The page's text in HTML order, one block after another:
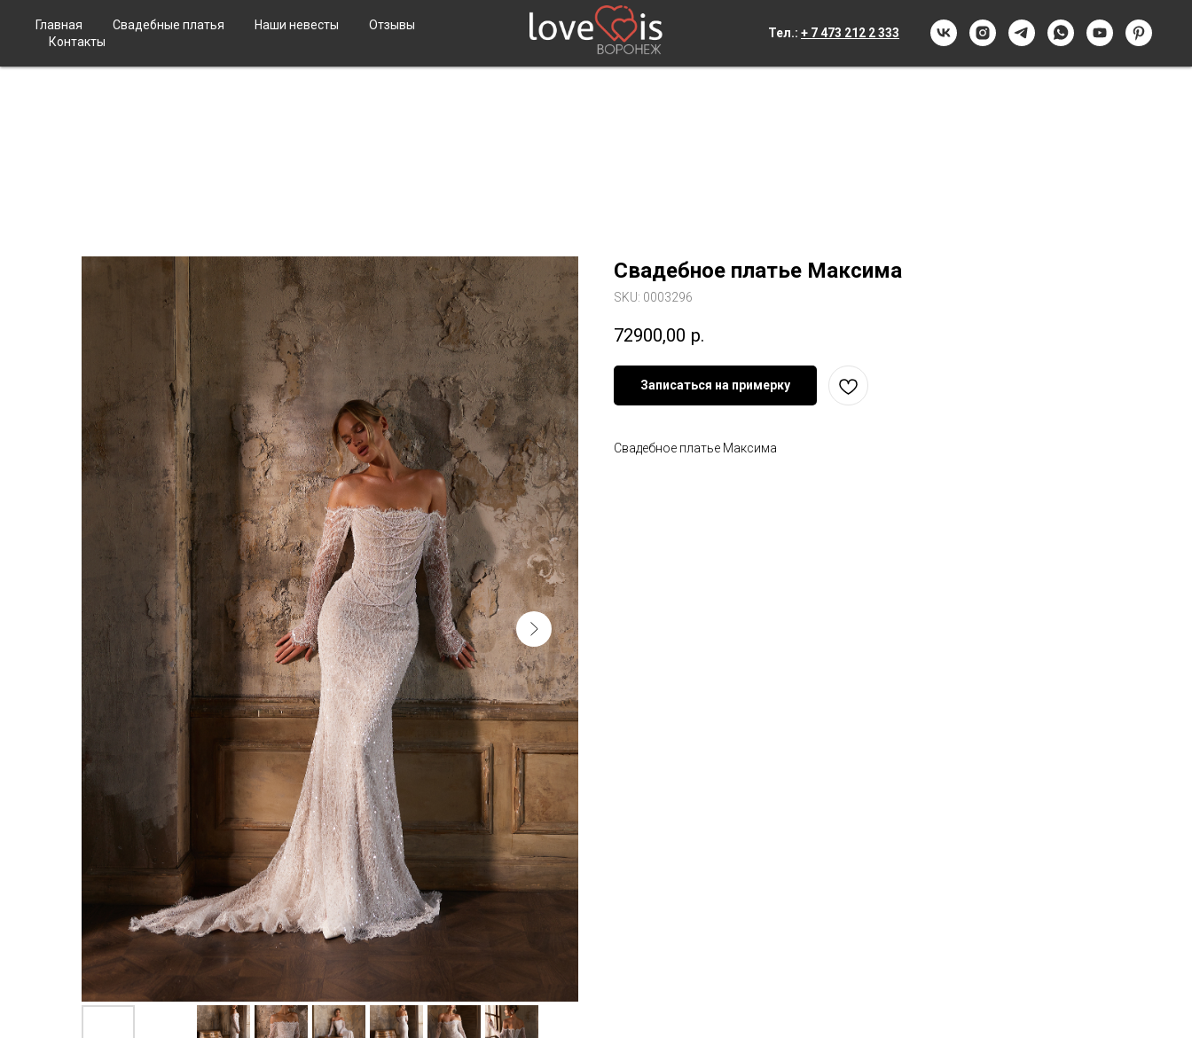
Главная Свадебные платья Наши невесты
Отзывы
Контакты
Тел.: + 7 473 212 2 333
Свадебное платье Максима
SKU: 0003296
72900,00 р.
Записаться на примерку
Свадебное платье Максима